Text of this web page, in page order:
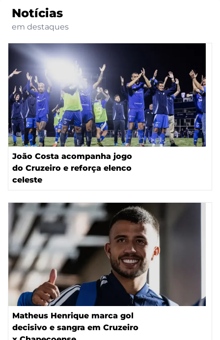
Notícias
em destaques
João Costa acompanha jogo
do Cruzeiro e reforça elenco
celeste
Matheus Henrique marca gol
decisivo e sangra em Cruzeiro